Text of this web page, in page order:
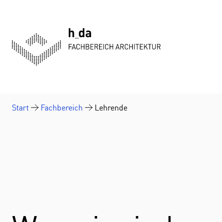
Start Fachbereich Lehrende